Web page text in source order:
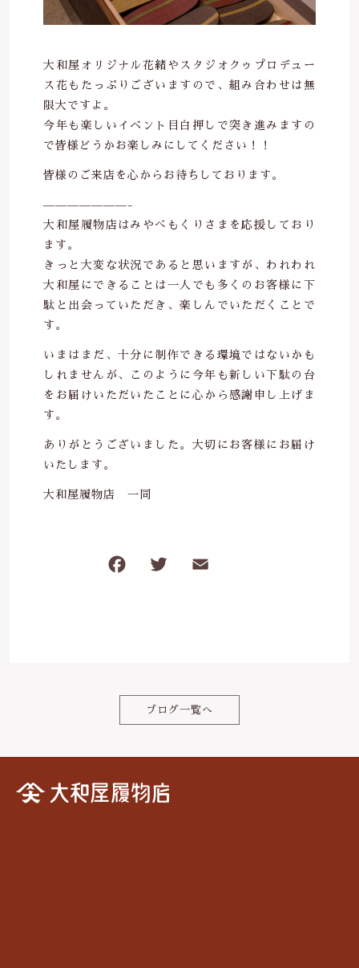
大和屋オリジナル花緒やスタジオクゥプロデュー
ス花もたっぷりございますので、組み合わせは無
限大ですよ。
今年も楽しいイベント目白押しで突き進みますの
で皆様どうかお楽しみにしてください！！
皆様のご来店を心からお待ちしております。
———————-
大和屋履物店はみやべもくりさまを応援しており
ます。
きっと大変な状況であると思いますが、われわれ
大和屋にできることは一人でも多くのお客様に下
駄と出会っていただき、楽しんでいただくことで
す。
いまはまだ、十分に制作できる環境ではないかも
しれませんが、このように今年も新しい下駄の台
をお届けいただいたことに心から感謝申し上げま
す。
ありがとうございました。大切にお客様にお届け
いたします。
大和屋履物店 一同
F
o
o
T
ブログ一覧へ